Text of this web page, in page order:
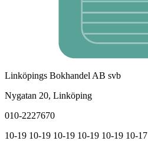
Linköpings Bokhandel AB svb
Nygatan 20, Linköping
010-2227670
10-19 10-19 10-19 10-19 10-19 10-17